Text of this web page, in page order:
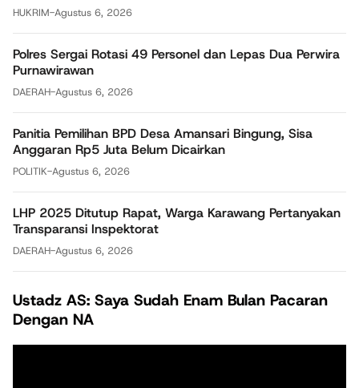
HUKRIM-Agustus 6, 2026
Polres Sergai Rotasi 49 Personel dan Lepas Dua Perwira
Purnawirawan
DAERAH-Agustus 6, 2026
Panitia Pemilihan BPD Desa Amansari Bingung, Sisa
Anggaran Rp5 Juta Belum Dicairkan
POLITIK-Agustus 6, 2026
LHP 2025 Ditutup Rapat, Warga Karawang Pertanyakan
Transparansi Inspektorat
DAERAH-Agustus 6, 2026
Ustadz AS: Saya Sudah Enam Bulan Pacaran
Dengan NA